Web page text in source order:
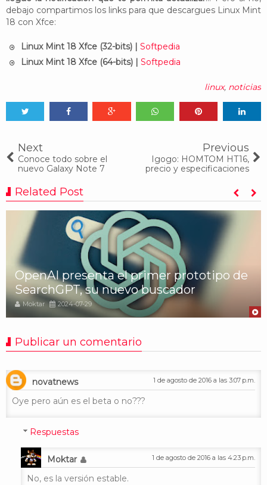
debajo compartimos los links para que descargues Linux Mint
18 con Xfce:
Linux Mint 18 Xfce (32-bits) |
Softpedia
Linux Mint 18 Xfce (64-bits) |
Softpedia
linux, noticias
Next
Conoce todo sobre el
nuevo Galaxy Note 7
Previous
Igogo: HOMTOM HT16,
precio y especificaciones
Related Post
OpenAI presenta el primer prototipo de
SearchGPT, su nuevo buscador
Moktar 2024-07-29
Publicar un comentario
novatnews 1 de agosto de 2016 a las 3:07 p.m.
Oye pero aún es el beta o no???
Respuestas
Moktar 1 de agosto de 2016 a las 4:23 p.m.
No, es la versión estable.